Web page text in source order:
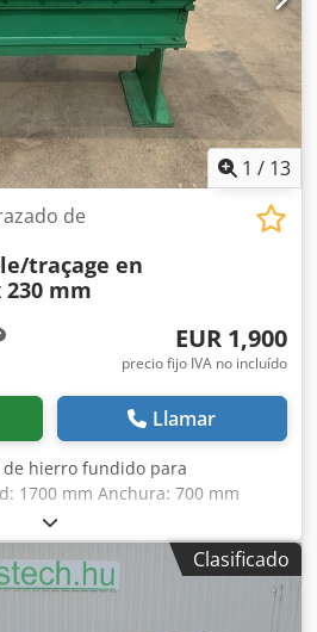
1 / 13
de
traçage en
230 mm
EUR 1,900
precio fijo IVA no incluído
Llamar
de hierro fundido para
1700 mm Anchura: 700 mm
los apoyos: 940 mm
0,8 toneladas
Clasificado